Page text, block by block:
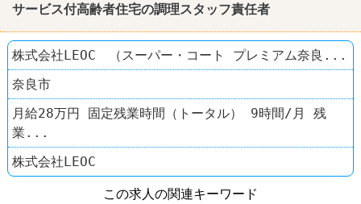
サービス付高齢者住宅の調理スタッフ責任者
株式会社LEOC （スーパー・コート プレミアム奈良...
奈良市
月給28万円 固定残業時間（トータル） 9時間/月 残
業...
株式会社LEOC
この求人の関連キーワード